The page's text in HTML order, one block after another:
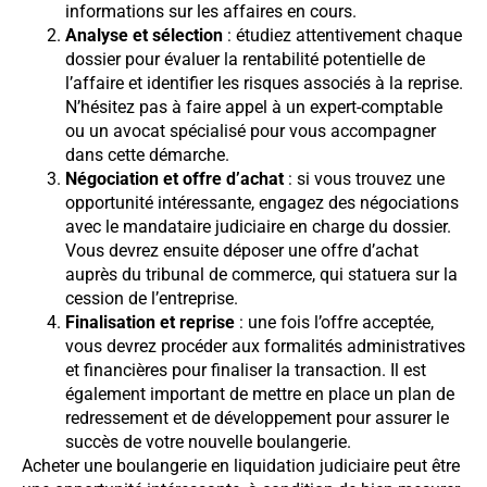
informations sur les affaires en cours.
Analyse et sélection : étudiez attentivement chaque
dossier pour évaluer la rentabilité potentielle de
l’affaire et identifier les risques associés à la reprise.
N’hésitez pas à faire appel à un expert-comptable
ou un avocat spécialisé pour vous accompagner
dans cette démarche.
Négociation et offre d’achat : si vous trouvez une
opportunité intéressante, engagez des négociations
avec le mandataire judiciaire en charge du dossier.
Vous devrez ensuite déposer une offre d’achat
auprès du tribunal de commerce, qui statuera sur la
cession de l’entreprise.
Finalisation et reprise : une fois l’offre acceptée,
vous devrez procéder aux formalités administratives
et financières pour finaliser la transaction. Il est
également important de mettre en place un plan de
redressement et de développement pour assurer le
succès de votre nouvelle boulangerie.
Acheter une boulangerie en liquidation judiciaire peut être